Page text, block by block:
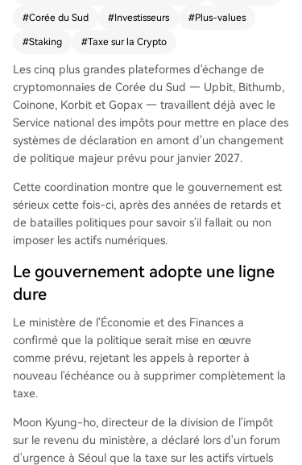
ron 13,26 millions d'investisseurs. Les transaction
s réalisées à l'étranger seront surveillées via des
accords internationaux de déclaration. Des règle
s spécifiques concernant les revenus provenant
du staking, des airdrops et du prêt doivent enco
re être publiées. Le marché sud-coréen, très act
if, se prépare donc à cette échéance fiscale dés
ormais fixe.
#Corée du Sud #Investisseurs #Plus-values
#Staking #Taxe sur la Crypto
Les cinq plus grandes plateformes d'échange de
cryptomonnaies de Corée du Sud — Upbit, Bithumb,
Coinone, Korbit et Gopax — travaillent déjà avec le
Service national des impôts pour mettre en place des
systèmes de déclaration en amont d'un changement
de politique majeur prévu pour janvier 2027.
Cette coordination montre que le gouvernement est
sérieux cette fois-ci, après des années de retards et
de batailles politiques pour savoir s'il fallait ou non
imposer les actifs numériques.
Le gouvernement adopte une ligne
dure
Le ministère de l'Économie et des Finances a
confirmé que la politique serait mise en œuvre
comme prévu, rejetant les appels à reporter à
nouveau l'échéance ou à supprimer complètement la
taxe.
Moon Kyung-ho, directeur de la division de l'impôt
sur le revenu du ministère, a déclaré lors d'un forum
d'urgence à Séoul que la taxe sur les actifs virtuels